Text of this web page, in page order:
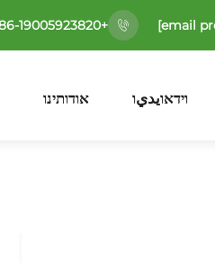
+86-19005923820
וידאוيديו אודותינו